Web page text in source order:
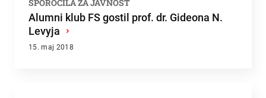
SPOROČILA ZA JAVNOST
Alumni klub FS gostil prof. dr. Gideona N.
Levyja ›
15. maj 2018